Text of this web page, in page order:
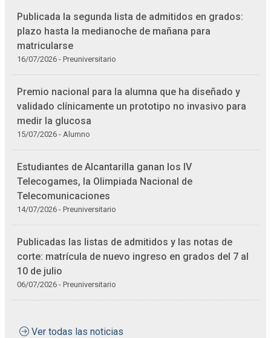
Publicada la segunda lista de admitidos en grados:
plazo hasta la medianoche de mañana para
matricularse
16/07/2026 - Preuniversitario
Premio nacional para la alumna que ha diseñado y
validado clínicamente un prototipo no invasivo para
medir la glucosa
15/07/2026 - Alumno
Estudiantes de Alcantarilla ganan los IV
Telecogames, la Olimpiada Nacional de
Telecomunicaciones
14/07/2026 - Preuniversitario
Publicadas las listas de admitidos y las notas de
corte: matrícula de nuevo ingreso en grados del 7 al
10 de julio
06/07/2026 - Preuniversitario
Ver todas las noticias